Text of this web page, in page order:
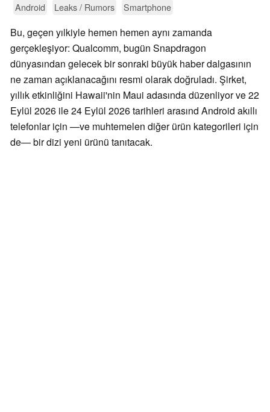
Android Leaks / Rumors Smartphone
Bu, geçen yılkiyle hemen hemen aynı zamanda
gerçekleşiyor: Qualcomm, bugün Snapdragon
dünyasından gelecek bir sonraki büyük haber dalgasının
ne zaman açıklanacağını resmi olarak doğruladı. Şirket,
yıllık etkinliğini Hawaii'nin Maui adasında düzenliyor ve 22
Eylül 2026 ile 24 Eylül 2026 tarihleri arasınd Android akıllı
telefonlar için —ve muhtemelen diğer ürün kategorileri için
de— bir dizi yeni ürünü tanıtacak.